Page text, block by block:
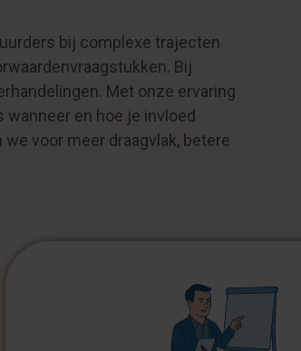
bij complexe trajecten
Bij
Met onze ervaring
en hoe je invloed
voor meer draagvlak, betere